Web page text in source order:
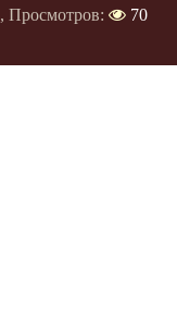
, Просмотров:
70